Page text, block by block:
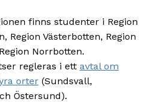
finns studenter i Region
Region Västerbotten, Region
Norrbotten.
regleras i ett avtal om
orter(Sundsvall,
Östersund).